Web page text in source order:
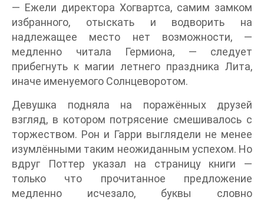
— Ежели директора Хогвартса, самим замком
избранного, отыскать и водворить на
надлежащее место нет возможности, —
медленно читала Гермиона, — следует
прибегнуть к магии летнего праздника Лита,
иначе именуемого Солнцеворотом.
Девушка подняла на поражённых друзей
взгляд, в котором потрясение смешивалось с
торжеством. Рон и Гарри выглядели не менее
изумлёнными таким неожиданным успехом. Но
вдруг Поттер указал на страницу книги —
только что прочитанное предложение
медленно исчезало, буквы словно